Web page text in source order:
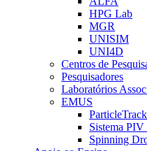
HPG Lab
MGR
UNISIM
UNI4D
Centros de
Pesquisadores
Laboratórios
EMUS
Sistema
Spinning